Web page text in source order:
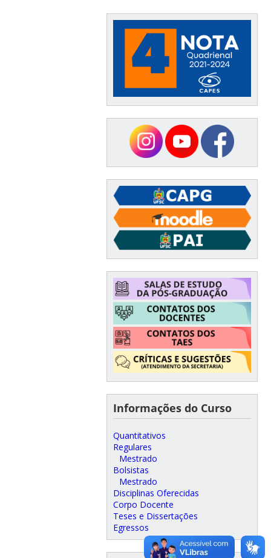
Informações do Curso
Quantitativos
Regulares
Mestrado
Bolsistas
Mestrado
Disciplinas Oferecidas
Corpo Docente
Teses e Dissertações
Egressos